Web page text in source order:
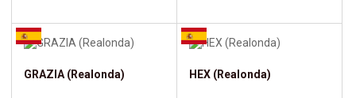
GRAZIA (Realonda) HEX (Realonda)